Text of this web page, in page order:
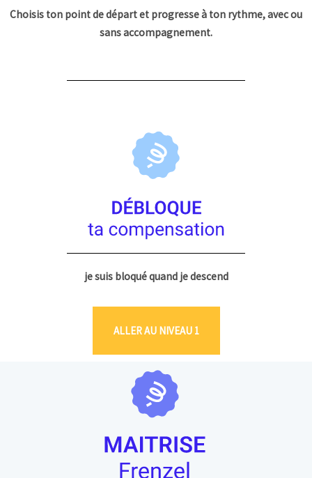
Choisis ton point de départ et progresse à ton rythme, avec ou
sans accompagnement.
je suis bloqué quand je descend
ALLER AU NIVEAU 1